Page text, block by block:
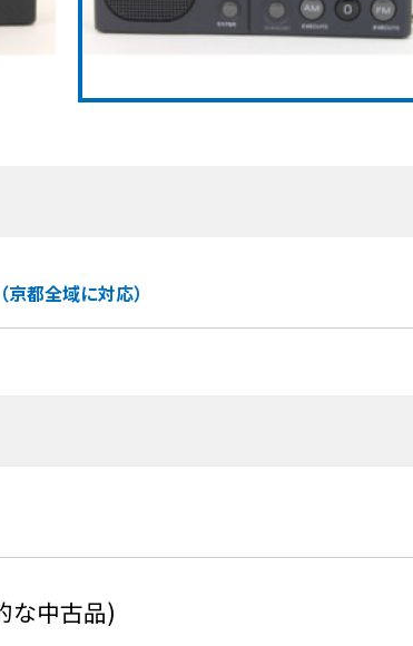
都全域に対応）
な中古品)